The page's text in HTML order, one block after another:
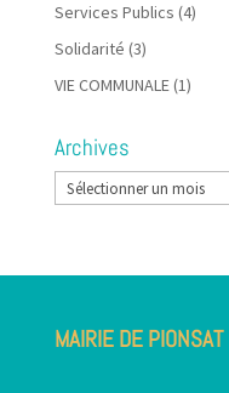
Services Publics (4)
Solidarité (3)
VIE COMMUNALE(1)
Archives
Archives
MAIRIE DE PIONSAT